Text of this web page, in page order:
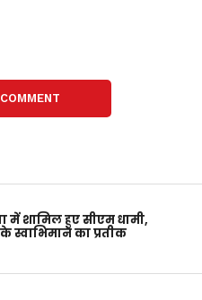
में शामिल हुए सीएम धामी,
स्वाभिमान का प्रतीक